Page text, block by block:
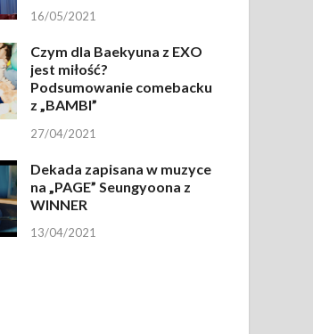
16/05/2021
Czym dla Baekyuna z EXO
jest miłość?
Podsumowanie comebacku
z „BAMBI”
27/04/2021
Dekada zapisana w muzyce
na „PAGE” Seungyoona z
WINNER
13/04/2021